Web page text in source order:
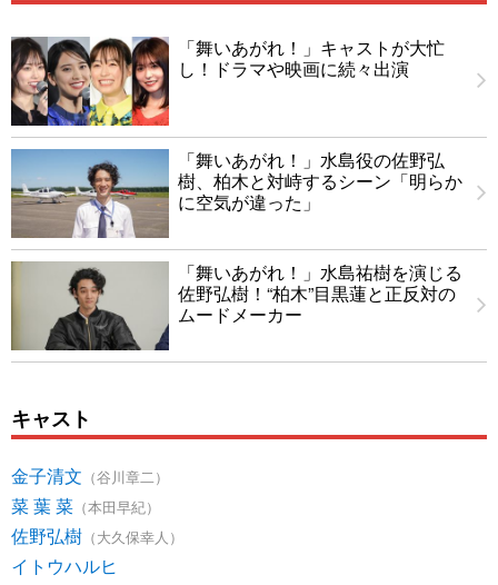
「舞いあがれ！」キャストが大忙
し！ドラマや映画に続々出演
「舞いあがれ！」水島役の佐野弘
樹、柏木と対峙するシーン「明らか
に空気が違った」
「舞いあがれ！」水島祐樹を演じる
佐野弘樹！“柏木”目黒蓮と正反対の
ムードメーカー
キャスト
金子清文 （谷川章二）
菜 葉 菜 （本田早紀）
佐野弘樹 （大久保幸人）
イトウハルヒ